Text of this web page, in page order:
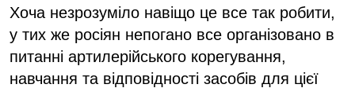
Хоча незрозуміло навіщо це все так робити,
у тих же росіян непогано все організовано в
питанні артилерійського корегування,
навчання та відповідності засобів для цієї